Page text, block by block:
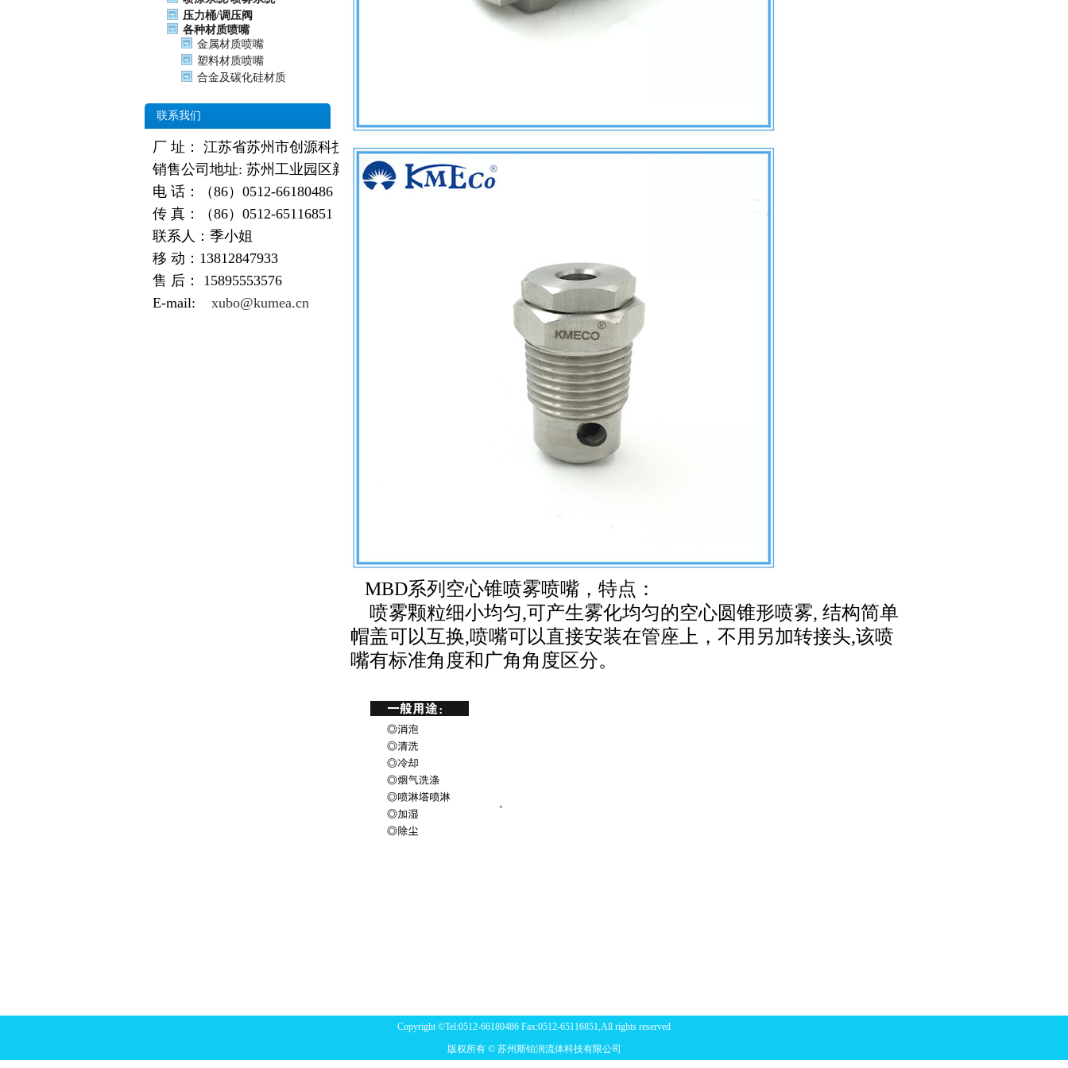
压力桶/调压阀
各种材质喷嘴
金属材质喷嘴
塑料材质喷嘴
合金及碳化硅材质
联系我们
厂 址： 江苏省苏州市创源科技园
销售公司地址: 苏州工业园区新天翔广场
电 话：（86）0512-66180486
传 真：（86）0512-65116851
联系人：季小姐
移 动：13812847933
售 后： 15895553576
E-mail: xubo@kumea.cn
MBD系列空心锥喷雾喷嘴，特点：
喷雾颗粒细小均匀,可产生雾化均匀的空心圆锥形喷雾, 结构简单
帽盖可以互换,喷嘴可以直接安装在管座上，不用另加转接头,该喷
嘴有标准角度和广角角度区分。
Copyright ©Tel:0512-66180486 Fax:0512-65116851,All rights reserved
版权所有 © 苏州斯铂润流体科技有限公司